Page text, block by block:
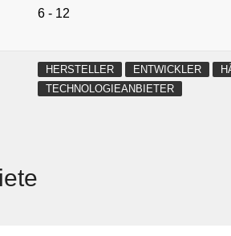
6 - 12
HERSTELLER ENTWICKLER
TECHNOLOGIEANBIETER